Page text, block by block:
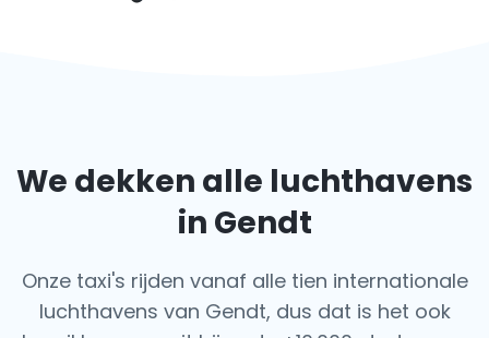
We dekken alle luchthavens
in Gendt
Onze taxi's rijden vanaf alle tien internationale
luchthavens van Gendt, dus dat is het ook